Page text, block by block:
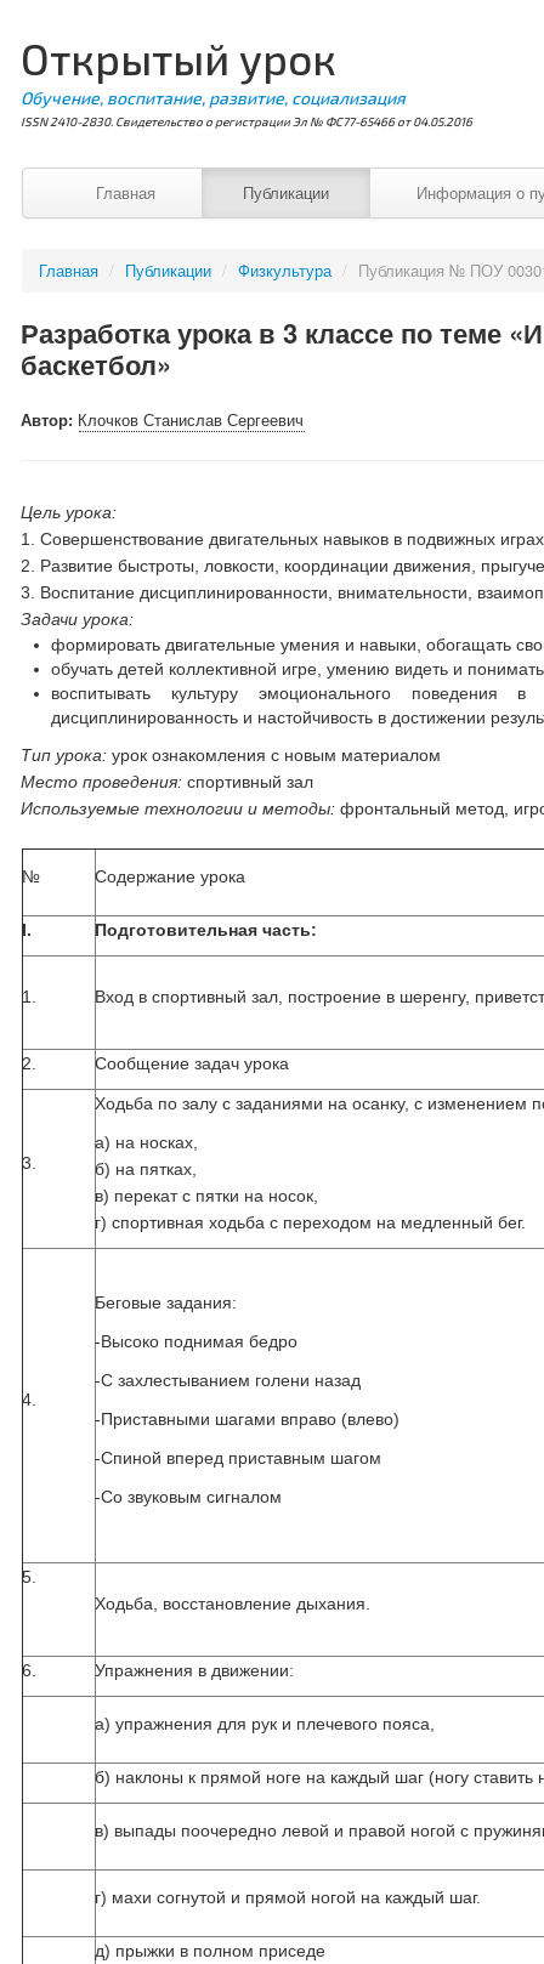
Открытый урок
Обучение, воспитание, развитие, социализация
ISSN 2410-2830. Свидетельство о регистрации Эл № ФС77-65466 от 04.05.2016
Главная Публикации Информация о
Главная / Публикации / Физкультура / Публикация № ПОУ
Разработка урока в 3 классе по теме
баскетбол»
Автор: Клочков Станислав Сергеевич
Цель урока:
1. Совершенствование двигательных навыков в подвижных играх
2. Развитие быстроты, ловкости, координации движения,
3. Воспитание дисциплинированности, внимательности,
Задачи урока:
формировать двигательные умения и навыки, обогащать
обучать детей коллективной игре, умению видеть и
воспитывать культуру эмоционального поведения в
дисциплинированность и настойчивость в достижении
Тип урока: урок ознакомления с новым материалом
Место проведения: спортивный зал
Используемые технологии и методы: фронтальный метод,
№ Содержание урока
I. Подготовительная часть:
1. Вход в спортивный зал, построение в шеренгу,
2. Сообщение задач урока
3.
Ходьба по залу с заданиями на осанку, с изменением
а) на носках,
б) на пятках,
в) перекат с пятки на носок,
г) спортивная ходьба с переходом на медленный бег.
4.
Беговые задания:
-Высоко поднимая бедро
-С захлестыванием голени назад
-Приставными шагами вправо (влево)
-Спиной вперед приставным шагом
-Со звуковым сигналом
5.
Ходьба, восстановление дыхания.
6. Упражнения в движении:
а) упражнения для рук и плечевого пояса,
б) наклоны к прямой ноге на каждый шаг (ногу ставить
в) выпады поочередно левой и правой ногой с
г) махи согнутой и прямой ногой на каждый шаг.
д) прыжки в полном приседе